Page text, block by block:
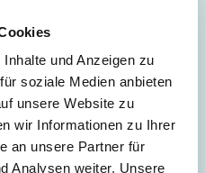
und Anzeigen zu
soziale Medien anbieten
unsere Website zu
wir Informationen zu Ihrer
an unsere Partner für
Analysen weiter. Unsere
Event
mit Continental
Designpreise